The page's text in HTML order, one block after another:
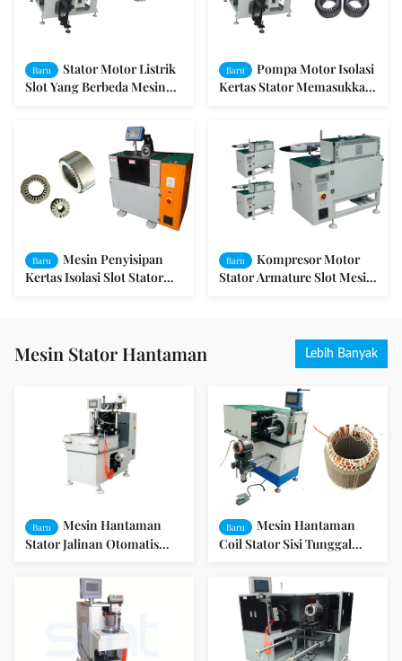
Baru
Stator Motor Listrik
Slot Yang Berbeda Mesin
Baru
Pompa Motor Isolasi
Kertas Stator Memasukkan
Baru
Mesin Penyisipan
Kertas Isolasi Slot Stator
Baru
Kompresor Motor
Stator Armature Slot Mesin
Mesin Stator Hantaman Lebih Banyak
Baru
Mesin Hantaman
Stator Jalinan Otomatis
Memperbaiki Stator
Baru
Mesin Hantaman
Coil Stator Sisi Tunggal
Berliku Tinggi